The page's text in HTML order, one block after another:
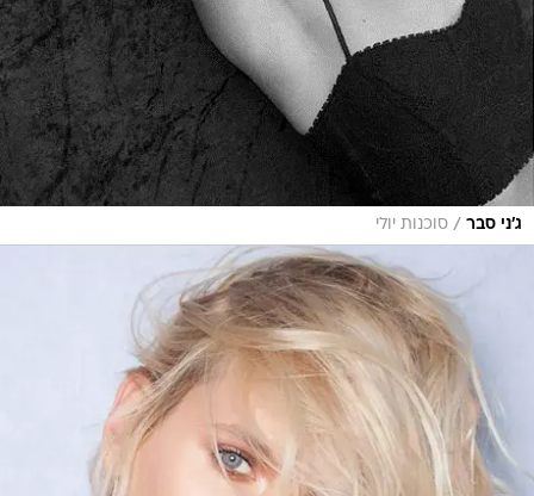
ג'ני סבר / סוכנות יולי